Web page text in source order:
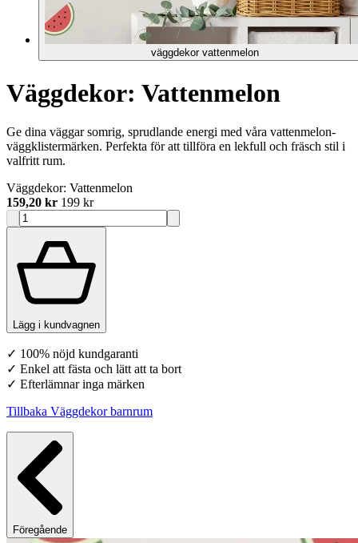
väggdekor vattenmelon
Väggdekor: Vattenmelon
Ge dina väggar somrig, sprudlande energi med våra vattenmelon-
väggklistermärken. Perfekta för att tillföra en lekfull och fräsch stil i
valfritt rum.
Väggdekor: Vattenmelon
159,20 kr 199 kr
Lägg i kundvagnen
✓ 100% nöjd kundgaranti
✓ Enkel att fästa och lätt att ta bort
✓ Efterlämnar inga märken
Tillbaka Väggdekor barnrum
Föregående